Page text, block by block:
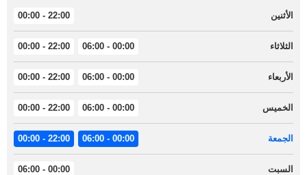
الأثنين 22:00 - 00:00
الثلاثاء 00:00 - 06:00
22:00 - 00:00
الأربعاء 00:00 - 06:00
22:00 - 00:00
الخميس 00:00 - 06:00
22:00 - 00:00
الجمعة 00:00 - 06:00
22:00 - 00:00
السبت 00:00 - 06:00